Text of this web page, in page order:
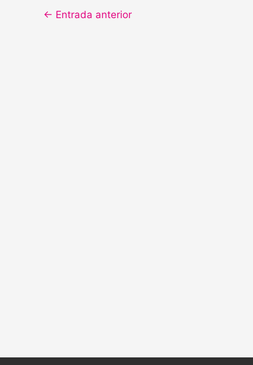
← Entrada anterior